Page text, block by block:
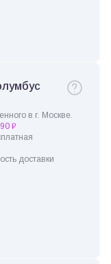
в г. Москве.
₽
доставки